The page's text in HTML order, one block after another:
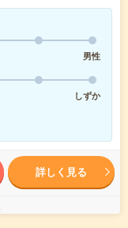
男性
しずか
詳しく見る